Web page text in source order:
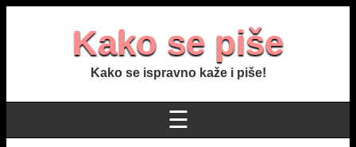
Kako se piše
Kako se ispravno kaže i piše!
☰